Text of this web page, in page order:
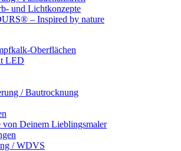
und Lichtkonzepte
– Inspired by nature
Oberflächen
LED
/ Bautrocknung
von Deinem Lieblingsmaler
/ WDVS